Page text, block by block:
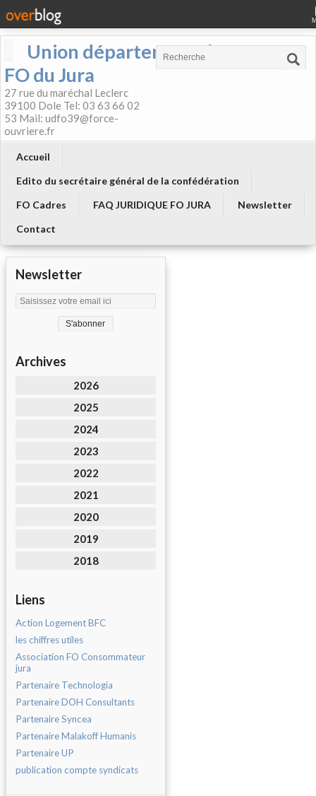
Union départementale
FO du Jura
27 rue du maréchal Leclerc
39100 Dole Tel: 03 63 66 02
53 Mail: udfo39@force-
ouvriere.fr
Accueil
Edito du secrétaire général de la confédération
FO Cadres
FAQ JURIDIQUE FO JURA
Newsletter
Contact
Newsletter
Archives
2026
2025
2024
2023
2022
2021
2020
2019
2018
Liens
Action Logement BFC
les chiffres utiles
Association FO Consommateur
jura
Partenaire Technologia
Partenaire DOH Consultants
Partenaire Syncea
Partenaire Malakoff Humanis
Partenaire UP
publication compte syndicats